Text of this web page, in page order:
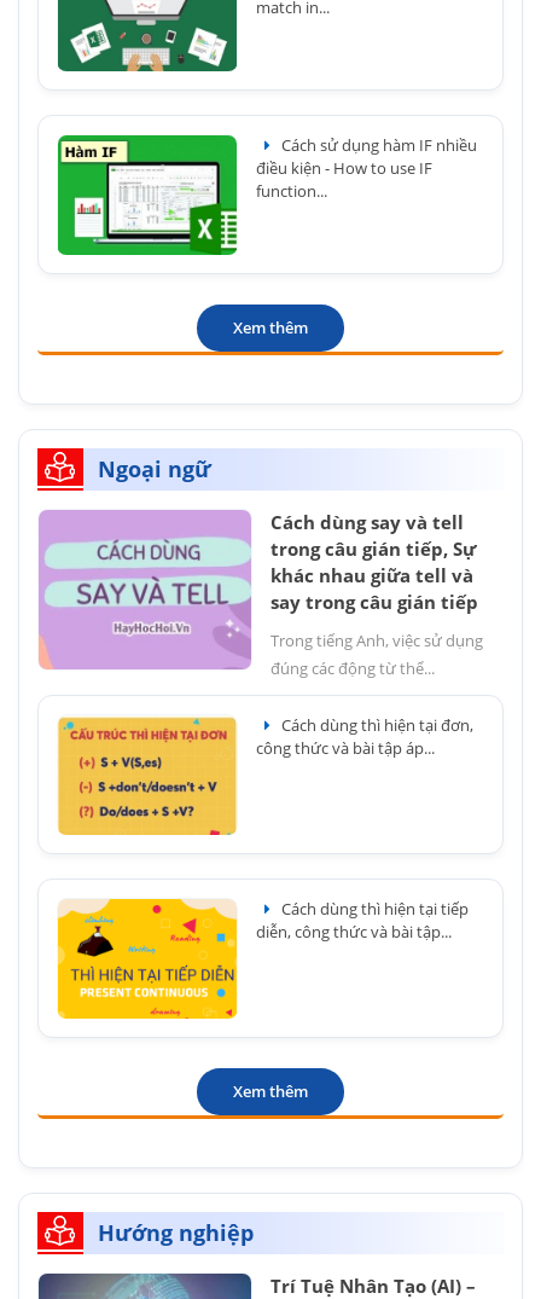
match in...
Cách sử dụng hàm IF nhiều
điều kiện - How to use IF
function...
Xem thêm
Ngoại ngữ
Cách dùng say và tell
trong câu gián tiếp, Sự
khác nhau giữa tell và
say trong câu gián tiếp
Trong tiếng Anh, việc sử dụng
đúng các động từ thể...
Cách dùng thì hiện tại đơn,
công thức và bài tập áp...
Cách dùng thì hiện tại tiếp
diễn, công thức và bài tập...
Xem thêm
Hướng nghiệp
Trí Tuệ Nhân Tạo (AI) –